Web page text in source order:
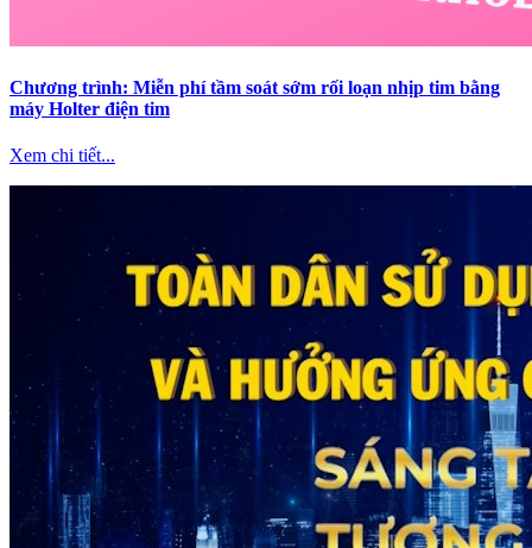
Chương trình: Miễn phí tầm soát sớm rối loạn nhịp tim bằng
máy Holter điện tim
Xem chi tiết...